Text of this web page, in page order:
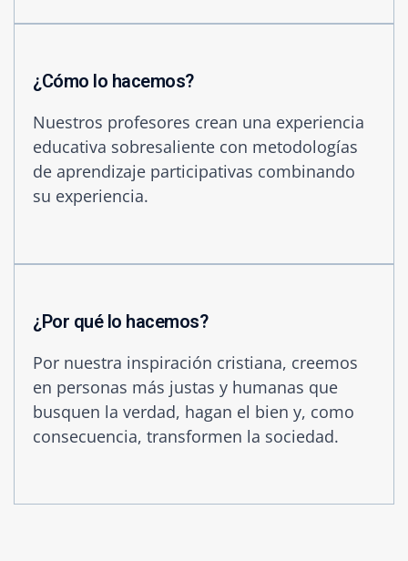
¿Cómo lo hacemos?
Nuestros profesores crean una experiencia
educativa sobresaliente con metodologías
de aprendizaje participativas combinando
su experiencia.
¿Por qué lo hacemos?
Por nuestra inspiración cristiana, creemos
en personas más justas y humanas que
busquen la verdad, hagan el bien y, como
consecuencia, transformen la sociedad.